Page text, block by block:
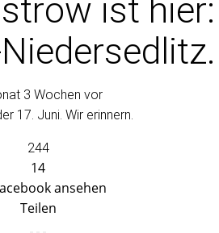
ist hier:
3 Wochen vor
17. Juni. Wir erinnern.
244
14
ansehen
Teilen